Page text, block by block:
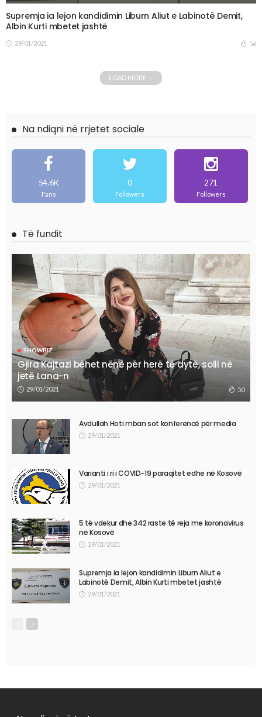
Supremja ia lejon kandidimin Liburn Aliut e Labinotë Demit,
Albin Kurti mbetet jashtë
29/01/2021 56
LOAD MORE
Na ndiqni në rrjetet sociale
54.6K
Fans
0
Followers
271
Followers
Të fundit
SHOWBIZ
Gjira Kajtazi bëhet nënë për herë të dytë, solli në
jetë Lana-n
29/01/2021 50
Avdullah Hoti mban sot konferencë për media
29/01/2021
Varianti i ri i COVID-19 paraqitet edhe në Kosovë
29/01/2021
5 të vdekur dhe 342 raste të reja me koronavirus
në Kosovë
29/01/2021
Supremja ia lejon kandidimin Liburn Aliut e
Labinotë Demit, Albin Kurti mbetet jashtë
29/01/2021